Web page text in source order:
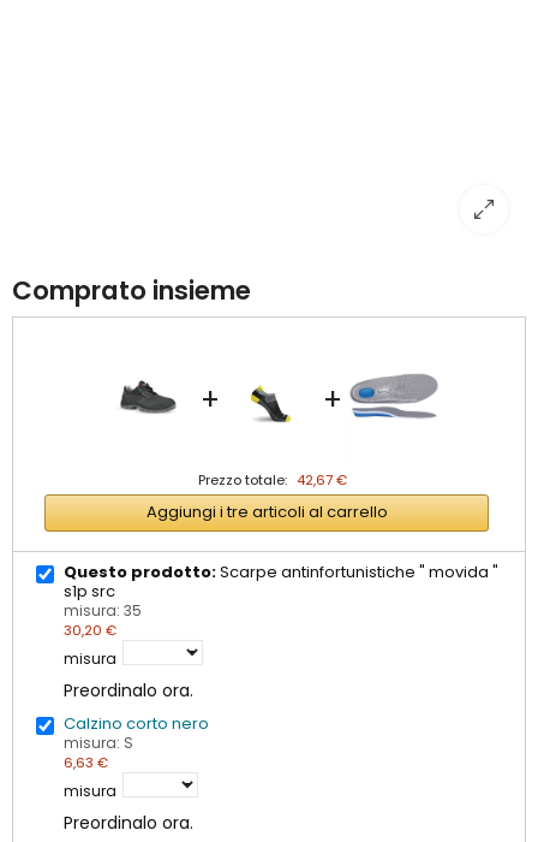
Comprato insieme
+ +
Prezzo totale: 42,67 €
Aggiungi i tre articoli al carrello
Questo prodotto:Scarpe antinfortunistiche " movida "
s1p src
misura: 35
30,20 €
misura
Preordinalo ora.
Calzino corto nero
misura: S
6,63 €
misura
Preordinalo ora.